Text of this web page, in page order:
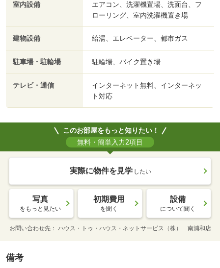
室内設備
エアコン、洗濯機置場、洗面台、フ
ローリング、室内洗濯機置き場
建物設備 給湯、エレベーター、都市ガス
駐車場・駐輪場 駐輪場、バイク置き場
テレビ・通信
インターネット無料、インターネッ
ト対応
このお部屋をもっと知りたい！
無料・簡単入力2項目
実際に物件を見学 したい
写真
をもっと見たい
初期費用
を聞く
設備
について聞く
お問い合わせ先 ハウス・トゥ・ハウス・ネットサービス（株） 南浦和店
備考